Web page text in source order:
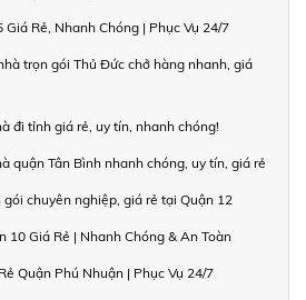
Giá Rẻ, Nhanh Chóng | Phục Vụ 24/7
trọn gói Thủ Đức chở hàng nhanh, giá
đi tỉnh giá rẻ, uy tín, nhanh chóng!
quận Tân Bình nhanh chóng, uy tín, giá rẻ
chuyên nghiệp, giá rẻ tại Quận 12
10 Giá Rẻ | Nhanh Chóng & An Toàn
Quận Phú Nhuận | Phục Vụ 24/7